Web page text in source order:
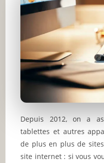
Depuis 2012, on a
tablettes et autres
de plus en plus de
site internet : si vous